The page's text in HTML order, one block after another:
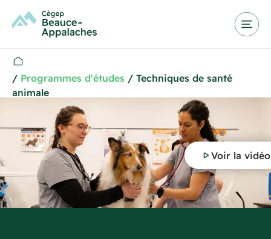
/ Programmes d'études / Techniques de santé
animale
Voir la vidéo